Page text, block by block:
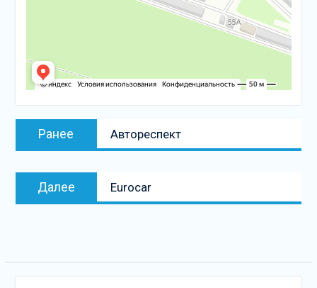
Навигация
Ранее
Предыдущая
запись:
Автореспект
Далее
Следующая
запись
Eurocar